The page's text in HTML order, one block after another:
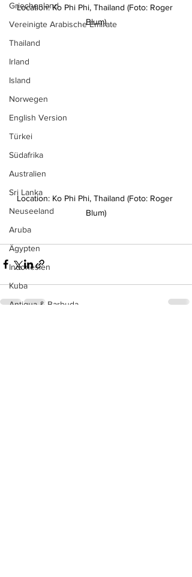
Griechenland
Vereinigte Arabische Emirate
Thailand
Irland
Island
Norwegen
English Version
Türkei
Südafrika
Australien
Sri Lanka
Neuseeland
Aruba
Ägypten
Indonesien
Kuba
Antigua & Barbuda
Location: Ko Phi Phi, Thailand (Foto: Roger
Blum)
Location: Ko Phi Phi, Thailand (Foto: Roger
Blum)